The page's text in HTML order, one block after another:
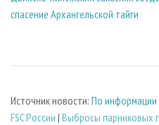
спасение Архангельской тайги
Источник новости: По информации
FSC России | Выбросы парниковых